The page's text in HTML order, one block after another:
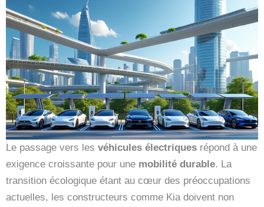
Le passage vers les véhicules électriques répond à une
exigence croissante pour une mobilité durable. La
transition écologique étant au cœur des préoccupations
actuelles, les constructeurs comme Kia doivent non